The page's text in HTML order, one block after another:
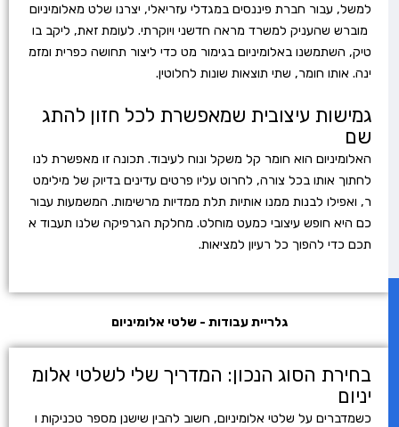
למשל, עבור חברת פיננסים במגדלי עזריאלי, יצרנו שלט מאלומיניום
מוברש שהעניק למשרד מראה חדשני ויוקרתי. לעומת זאת, ליקב בו
טיק, השתמשנו באלומיניום בגימור מט כדי ליצור תחושה כפרית ומזמ
ינה. אותו חומר, שתי תוצאות שונות לחלוטין.
גמישות עיצובית שמאפשרת לכל חזון להתג
שם
האלומיניום הוא חומר קל משקל ונוח לעיבוד. תכונה זו מאפשרת לנו
לחתוך אותו בכל צורה, לחרוט עליו פרטים עדינים בדיוק של מילימט
ר, ואפילו לבנות ממנו אותיות תלת ממדיות מרשימות. המשמעות עבור
כם היא חופש עיצובי כמעט מוחלט. מחלקת הגרפיקה שלנו תעבוד א
תכם כדי להפוך כל רעיון למציאות.
גלריית עבודות - שלטי אלומיניום
בחירת הסוג הנכון: המדריך שלי לשלטי אלומ
יניום
כשמדברים על שלטי אלומיניום, חשוב להבין שישנן מספר טכניקות ו